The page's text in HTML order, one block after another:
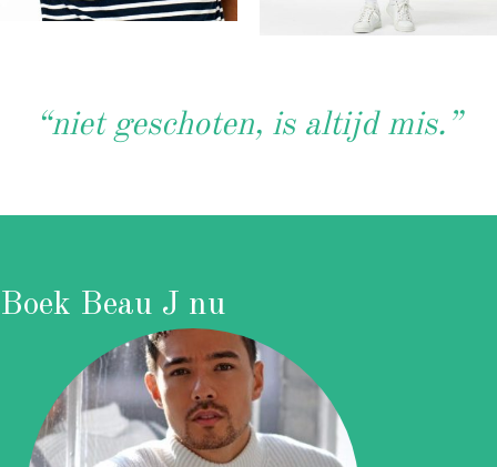
“niet geschoten, is altijd mis.”
Boek Beau J nu